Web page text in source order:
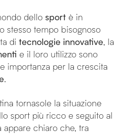
dello sportè in
stesso tempo bisognoso
di tecnologie innovative, la
e il loro utilizzo sono
importanza per la crescita
.
tornasole la situazione
sport più ricco e seguito al
chiaro che, tra